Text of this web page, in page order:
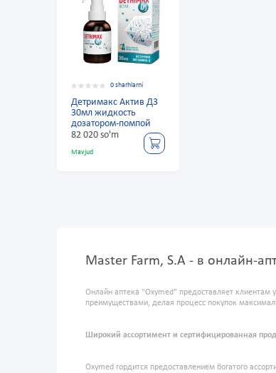
0 sharhlarni
Детримакс Актив Д3
30мл жидкость
дозатором-помпой
82 020 so'm
Mavjud
Master Farm, S.A - в онлайн-
Онлайн аптека "Oxymed" предоставляет клиентам
преимуществами, делая процесс покупок
Широкий ассортимент и сертифицированная
Oxymed гордится предоставлением богатого